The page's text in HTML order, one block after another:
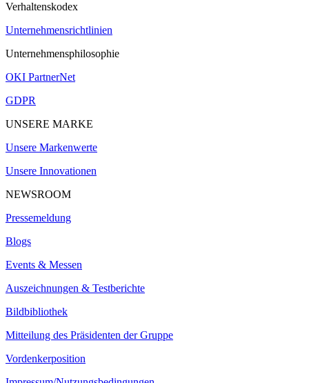
Verhaltenskodex
Unternehmensrichtlinien
Unternehmensphilosophie
OKI PartnerNet
GDPR
UNSERE MARKE
Unsere Markenwerte
Unsere Innovationen
NEWSROOM
Pressemeldung
Blogs
Events & Messen
Auszeichnungen & Testberichte
Bildbibliothek
Mitteilung des Präsidenten der Gruppe
Vordenkerposition